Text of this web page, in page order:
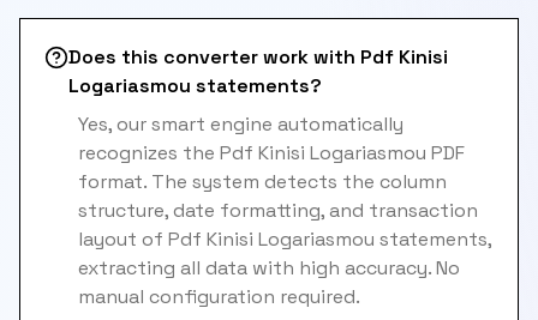
Does this converter work with Pdf Kinisi
Logariasmou statements?
Yes, our smart engine automatically
recognizes the Pdf Kinisi Logariasmou PDF
format. The system detects the column
structure, date formatting, and transaction
layout of Pdf Kinisi Logariasmou statements,
extracting all data with high accuracy. No
manual configuration required.